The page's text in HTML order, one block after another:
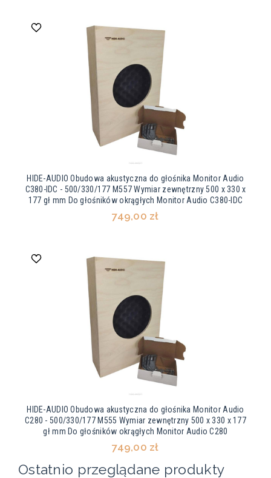
HIDE-AUDIO Obudowa akustyczna do głośnika Monitor Audio
C380-IDC - 500/330/177 M557 Wymiar zewnętrzny 500 x 330 x
177 gł mm Do głośników okrągłych Monitor Audio C380-IDC
749,00 zł
HIDE-AUDIO Obudowa akustyczna do głośnika Monitor Audio
C280 - 500/330/177 M555 Wymiar zewnętrzny 500 x 330 x 177
gł mm Do głośników okrągłych Monitor Audio C280
749,00 zł
Ostatnio przeglądane produkty